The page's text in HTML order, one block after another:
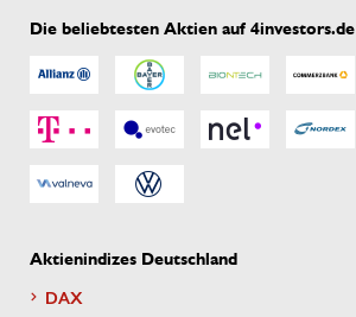
Die beliebtesten Aktien auf 4investors.de
Aktienindizes Deutschland
DAX